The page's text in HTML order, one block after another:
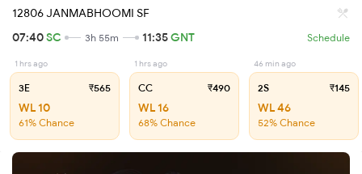
12806 JANMABHOOMI SF
07:40SC 3h 55m 11:35GNT Schedule
1 hrs ago
3E ₹565
WL 10
61% Chance
1 hrs ago
CC ₹490
WL 16
68% Chance
46 min ago
2S ₹145
WL 46
52% Chance